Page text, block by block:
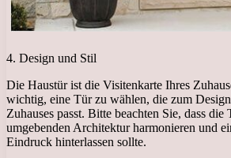
4. Design und Stil
Die Haustür ist die Visitenkarte Ihres
wichtig, eine Tür zu wählen, die zum
Zuhauses passt. Bitte beachten Sie, dass die
umgebenden Architektur harmonieren und
Eindruck hinterlassen sollte.